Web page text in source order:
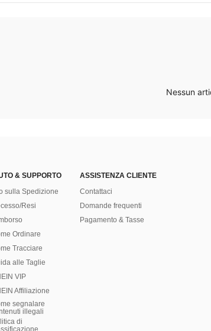
Nessun
& SUPPORTO
sulla Spedizione
Resi
Ordinare
Tracciare
alle Taglie
VIP
Affiliazione
segnalare
illegali
di
ASSISTENZA CLIENTE
Contattaci
Domande frequenti
Pagamento & Tasse